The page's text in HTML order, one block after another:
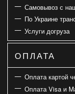
Самовывоз с
По Украине
Услуги догруза
ОПЛАТА
Оплата картой
Оплата Visa и